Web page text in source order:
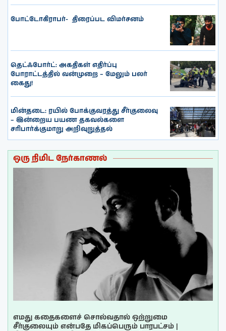
போட்டோகிராபர்- ‌ திரைப்பட விமர்சனம்
தெட்ஃபோர்ட்: அகதிகள் எதிர்ப்பு
போராட்டத்தில் வன்முறை – மேலும் பலர்
கைது!
மின்தடை: ரயில் போக்குவரத்து சீர்குலைவு
– இன்றைய பயண தகவல்களை
சரிபார்க்குமாறு அறிவுறுத்தல்
ஒரு நிமிட நேர்காணல்
எமது கதைகளைச் சொல்வதால் ஒற்றுமை
சீர்குலையும் என்பதே மிகப்பெரும் பாரபட்சம் |